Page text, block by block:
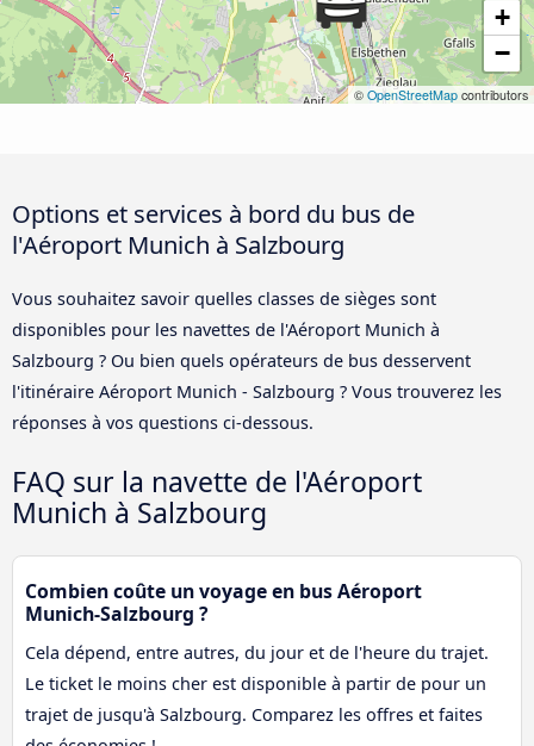
+
−
© OpenStreetMap contributors
Options et services à bord du bus de
l'Aéroport Munich à Salzbourg
Vous souhaitez savoir quelles classes de sièges sont
disponibles pour les navettes de l'Aéroport Munich à
Salzbourg ? Ou bien quels opérateurs de bus desservent
l'itinéraire Aéroport Munich - Salzbourg ? Vous trouverez les
réponses à vos questions ci-dessous.
FAQ sur la navette de l'Aéroport
Munich à Salzbourg
Combien coûte un voyage en bus Aéroport
Munich-Salzbourg ?
Cela dépend, entre autres, du jour et de l'heure du trajet.
Le ticket le moins cher est disponible à partir de pour un
trajet de jusqu'à Salzbourg. Comparez les offres et faites